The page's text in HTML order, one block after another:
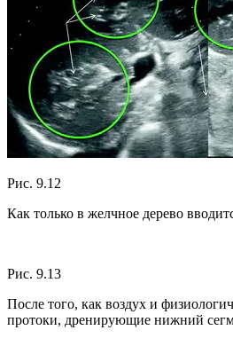
Рис. 9.12
Как только в желчное дерево
Рис. 9.13
После того, как воздух и
протоки, дренирующие нижний